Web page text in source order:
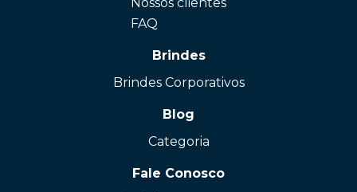
FAQ
Brindes
Brindes Corporativos
Blog
Categoria
Fale Conosco